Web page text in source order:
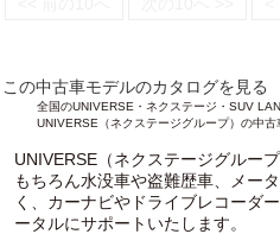
この中古車モデルのカタログを見る
全国のUNIVERSE・ネクステージ・SUV
UNIVERSE（ネクステージグループ）の中
UNIVERSE（ネクステージグルー
もちろん水没車や盗難歴車、メー
く、カーナビやドライブレコーダ
ータルにサポートいたします。